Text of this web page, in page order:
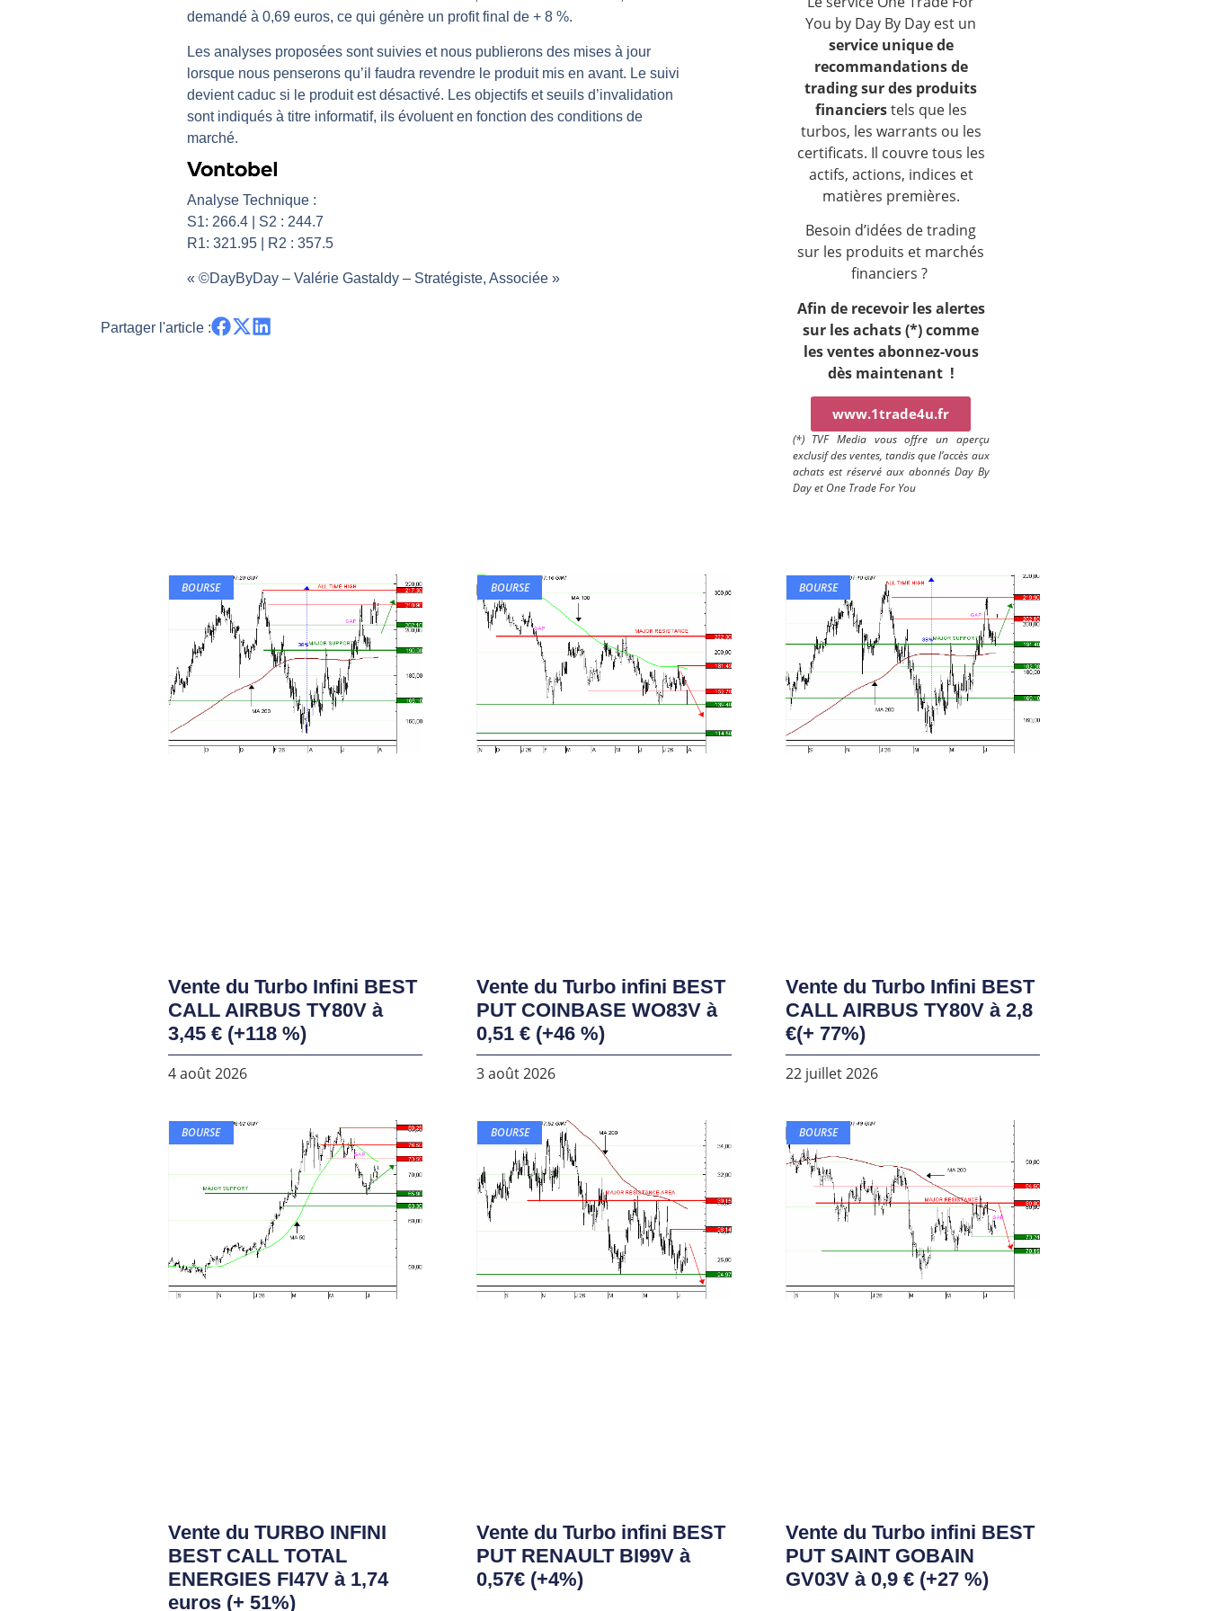
Pourquoi 6 guerres explosent en même temps cette semaine | par Louis-Antoine Michelet
Les investisseurs y croient toujours | Point Stratégique Hebdomadaire – Éric Galiègue
Une inertie haussière qui ralentit | Antoine Quesada – Chrono CAC
Pourquoi le monde entier vacille en même temps cette semaine ? | par Louis-Antoine Michelet
WTI : Explosion mais réserves au plus bas | Denis Desclos – Market Movers
demandé à 0,69 euros, ce qui génère un profit final de + 8 %.
Les analyses proposées sont suivies et nous publierons des mises à jour
lorsque nous penserons qu’il faudra revendre le produit mis en avant. Le suivi
devient caduc si le produit est désactivé. Les objectifs et seuils d’invalidation
sont indiqués à titre informatif, ils évoluent en fonction des conditions de
marché.
Analyse Technique :
S1: 266.4 | S2 : 244.7
R1: 321.95 | R2 : 357.5
« ©DayByDay – Valérie Gastaldy – Stratégiste, Associée »
Partager l'article :
You by Day By Day est un
service unique de
recommandations de
trading sur des produits
financierstels que les
turbos, les warrants ou les
certificats. Il couvre tous les
actifs, actions, indices et
matières premières.
Besoin d’idées de trading
sur les produits et marchés
financiers ?
Afin de recevoir les alertes
sur les achats (*) comme
les ventes abonnez-vous
dès maintenant !
www.1trade4u.fr
(*) TVF Media vous offre un aperçu
exclusif des ventes, tandis que l’accès aux
achats est réservé aux abonnés Day By
Day et One Trade For You
BOURSE
Vente du Turbo Infini BEST
CALL AIRBUS TY80V à
3,45 € (+118 %)
4 août 2026
BOURSE
Vente du Turbo infini BEST
PUT COINBASE WO83V à
0,51 € (+46 %)
3 août 2026
BOURSE
Vente du Turbo Infini BEST
CALL AIRBUS TY80V à 2,8
€(+ 77%)
22 juillet 2026
BOURSE
Vente du TURBO INFINI
BEST CALL TOTAL
ENERGIES FI47V à 1,74
euros (+ 51%)
BOURSE
Vente du Turbo infini BEST
PUT RENAULT BI99V à
0,57€ (+4%)
BOURSE
Vente du Turbo infini BEST
PUT SAINT GOBAIN
GV03V à 0,9 € (+27 %)